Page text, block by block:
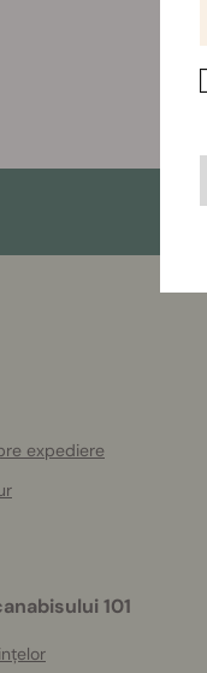
expediere
101